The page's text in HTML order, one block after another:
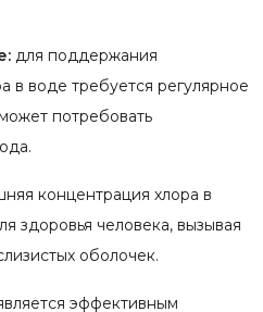
для поддержания
в воде требуется регулярное
потребовать
концентрация хлора в
здоровья человека, вызывая
оболочек.
эффективным